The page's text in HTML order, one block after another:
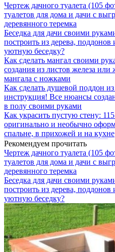
Чертеж дачного туалета (105
туалетов для дома и дачи с
деревянного теремка
Беседка для дачи своими
построить из дерева,
уютную беседку?
Как сделать мангал своими
создания из листов железа
мангала с ножками
Как сделать душевой поддон
инструкция! Все нюансы
в полу своими руками
Как украсить пустую стену:
оригинально и необычно
спальне, в прихожей и на кухне
Рекомендуем прочитать
Чертеж дачного туалета (105
туалетов для дома и дачи с
деревянного теремка
Беседка для дачи своими
построить из дерева,
уютную беседку?